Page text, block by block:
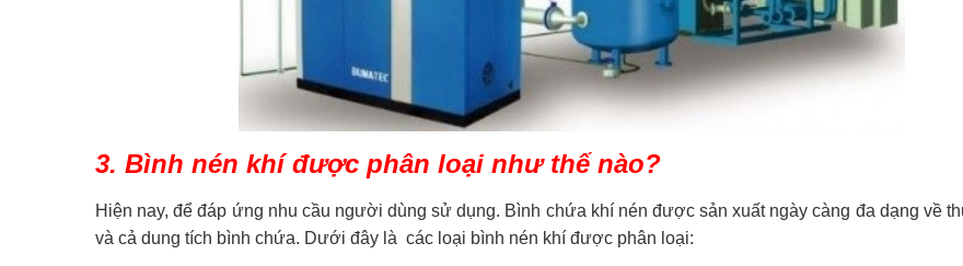
3. Bình nén khí được phân loại như thế nào?
Hiện nay, để đáp ứng nhu cầu người dùng sử dụng. Bình chứa khí nén được sản xuất ngày càng đa dạng về
và cả dung tích bình chứa. Dưới đây là các loại bình nén khí được phân loại: